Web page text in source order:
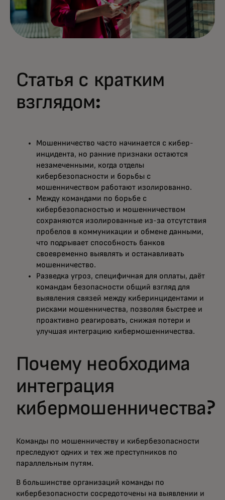
Статья с кратким
взглядом:
Мошенничество часто начинается с кибер-
инцидента, но ранние признаки остаются
незамеченными, когда отделы
кибербезопасности и борьбы с
мошенничеством работают изолированно.
Между командами по борьбе с
кибербезопасностью и мошенничеством
сохраняются изолированные из-за отсутствия
пробелов в коммуникации и обмене данными,
что подрывает способность банков
своевременно выявлять и останавливать
мошенничество.
Разведка угроз, специфичная для оплаты, даёт
командам безопасности общий взгляд для
выявления связей между киберинцидентами и
рисками мошенничества, позволяя быстрее и
проактивно реагировать, снижая потери и
улучшая интеграцию кибермошенничества.
Почему необходима
интеграция
кибермошенничества?
Команды по мошенничеству и кибербезопасности
преследуют одних и тех же преступников по
параллельным путям.
В большинстве организаций команды по
кибербезопасности сосредоточены на выявлении и